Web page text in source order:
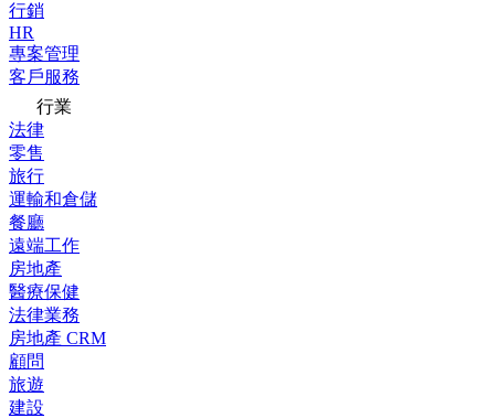
行銷
HR
專案管理
客戶服務
行業
法律
零售
旅行
運輸和倉儲
餐廳
遠端工作
房地產
醫療保健
法律業務
房地產 CRM
顧問
旅遊
建設